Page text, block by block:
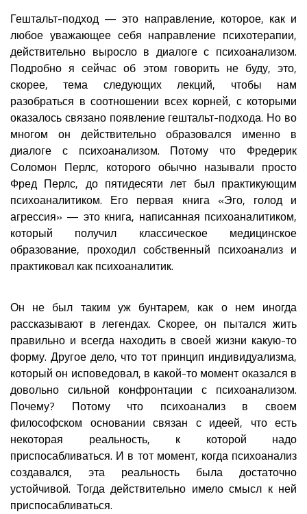
Гештальт-подход — это направление, которое, как и
любое уважающее себя направление психотерапии,
действительно выросло в диалоге с психоанализом.
Подробно я сейчас об этом говорить не буду, это,
скорее, тема следующих лекций, чтобы нам
разобраться в соотношении всех корней, с которыми
оказалось связано появление гештальт-подхода. Но во
многом он действительно образовался именно в
диалоге с психоанализом. Потому что Фредерик
Соломон Перлс, которого обычно называли просто
Фред Перлс, до пятидесяти лет был практикующим
психоаналитиком. Его первая книга «Эго, голод и
агрессия» — это книга, написанная психоаналитиком,
который получил классическое медицинское
образование, проходил собственный психоанализ и
практиковал как психоаналитик.
Он не был таким уж бунтарем, как о нем иногда
рассказывают в легендах. Скорее, он пытался жить
правильно и всегда находить в своей жизни какую-то
форму. Другое дело, что тот принцип индивидуализма,
который он исповедовал, в какой-то момент оказался в
довольно сильной конфронтации с психоанализом.
Почему? Потому что психоанализ в своем
философском основании связан с идеей, что есть
некоторая реальность, к которой надо
приспосабливаться. И в тот момент, когда психоанализ
создавался, эта реальность была достаточно
устойчивой. Тогда действительно имело смысл к ней
приспосабливаться.